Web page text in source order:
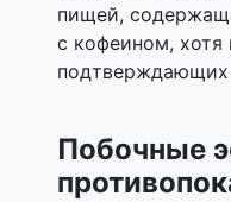
пищей,
с кофеином, хотя
подтверждающих
Побочные